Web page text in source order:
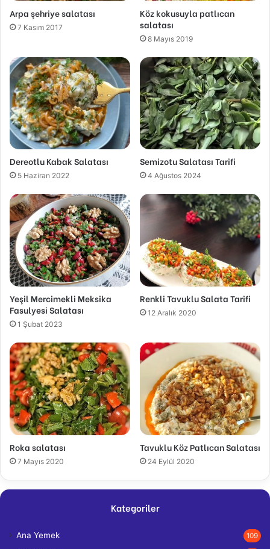
Arpa şehriye salatası
7 Kasım 2017
Köz kokusuyla patlıcan
salatası
8 Mayıs 2019
Dereotlu Kabak Salatası
5 Haziran 2022
Semizotu Salatası Tarifi
4 Ağustos 2024
Yeşil Mercimekli Meksika
Fasulyesi Salatası
1 Şubat 2023
Renkli Tavuklu Salata Tarifi
12 Aralık 2020
Roka salatası
7 Mayıs 2020
Tavuklu Köz Patlıcan Salatası
24 Eylül 2020
Kategoriler
Ana Yemek 109